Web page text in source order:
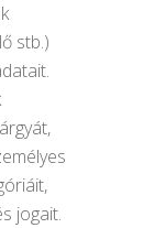
stb.)
jogait.